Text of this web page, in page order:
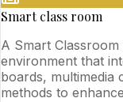
Smart class room
A Smart
environment that
boards, multimedia
methods to